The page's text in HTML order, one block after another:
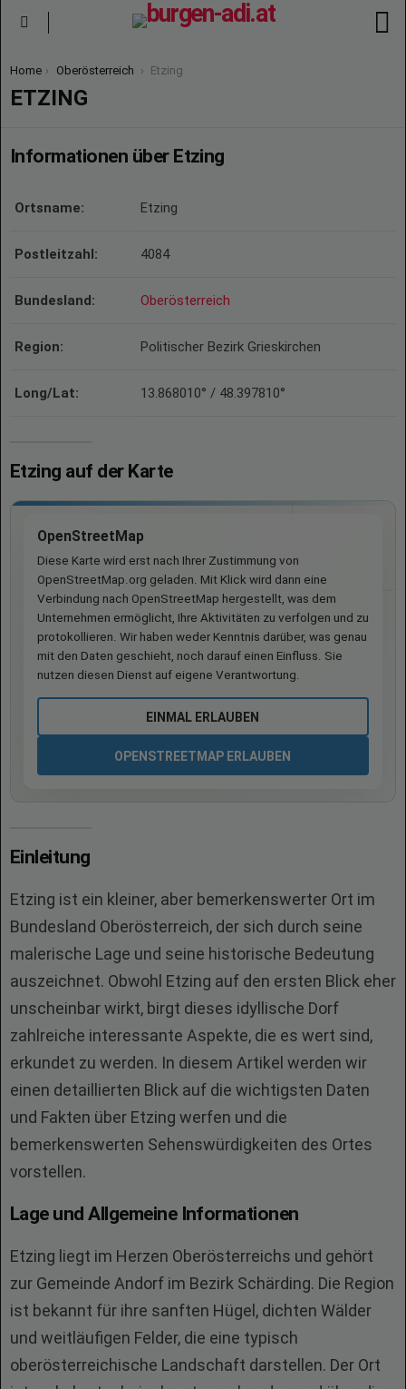
You are here:
Home Oberösterreich Etzing
ETZING
Informationen über Etzing
Ortsname: Etzing
Postleitzahl: 4084
Bundesland: Oberösterreich
Region: Politischer Bezirk Grieskirchen
Long/Lat: 13.868010° / 48.397810°
Etzing auf der Karte
OpenStreetMap
Diese Karte wird erst nach Ihrer Zustimmung von
OpenStreetMap.org geladen. Mit Klick wird dann eine
Verbindung nach OpenStreetMap hergestellt, was dem
Unternehmen ermöglicht, Ihre Aktivitäten zu verfolgen und zu
protokollieren. Wir haben weder Kenntnis darüber, was genau
mit den Daten geschieht, noch darauf einen Einfluss. Sie
nutzen diesen Dienst auf eigene Verantwortung.
EINMAL ERLAUBEN
OPENSTREETMAP ERLAUBEN
Einleitung
Etzing ist ein kleiner, aber bemerkenswerter Ort im
Bundesland Oberösterreich, der sich durch seine
malerische Lage und seine historische Bedeutung
auszeichnet. Obwohl Etzing auf den ersten Blick eher
unscheinbar wirkt, birgt dieses idyllische Dorf
zahlreiche interessante Aspekte, die es wert sind,
erkundet zu werden. In diesem Artikel werden wir
einen detaillierten Blick auf die wichtigsten Daten
und Fakten über Etzing werfen und die
bemerkenswerten Sehenswürdigkeiten des Ortes
vorstellen.
Lage und Allgemeine Informationen
Etzing liegt im Herzen Oberösterreichs und gehört
zur Gemeinde Andorf im Bezirk Schärding. Die Region
ist bekannt für ihre sanften Hügel, dichten Wälder
und weitläufigen Felder, die eine typisch
oberösterreichische Landschaft darstellen. Der Ort